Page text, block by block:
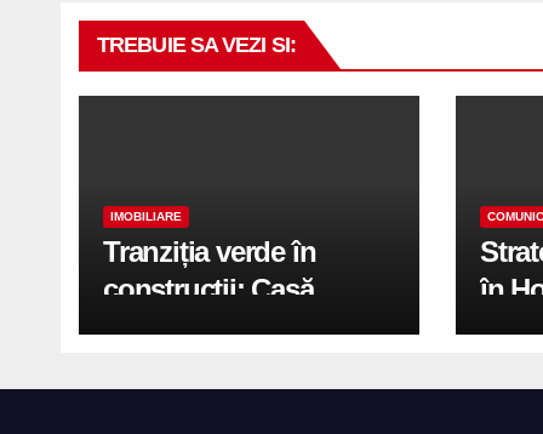
TREBUIE SA VEZI SI:
IMOBILIARE
Tranziția verde în
construcții: Casă
modernă cu structură
în